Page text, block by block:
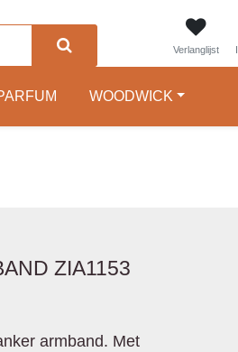
Verlanglijst
WOODWICK
ZIA1153
armband. Met